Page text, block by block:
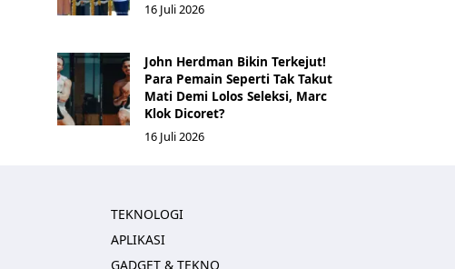
16 Juli 2026
John Herdman Bikin Terkejut!
Para Pemain Seperti Tak Takut
Mati Demi Lolos Seleksi, Marc
Klok Dicoret?
16 Juli 2026
TEKNOLOGI
APLIKASI
GADGET & TEKNO